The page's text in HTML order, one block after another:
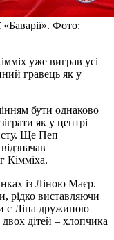
Фото:
уже виграв усі
гравець як у
бути однаково
як у центрі
Ще Пеп
Кімміха.
із Ліною Маєр.
рідко виставляючи
є Ліна дружиною
дітей – хлопчика